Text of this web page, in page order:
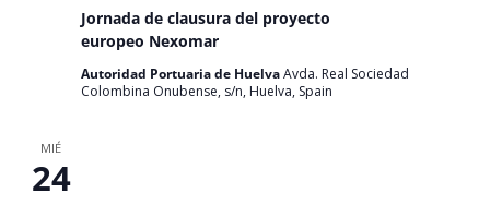
Jornada de clausura del proyecto
europeo Nexomar
Autoridad Portuaria de HuelvaAvda. Real Sociedad
Colombina Onubense, s/n, Huelva, Spain
MIÉ
24